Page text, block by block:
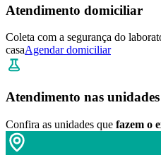
Atendimento domiciliar
Coleta com a segurança do
casaAgendar domiciliar
Atendimento nas unidades
Confira as unidades que fazem o